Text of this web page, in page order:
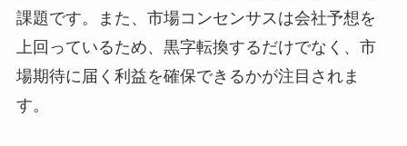
課題です。また、市場コンセンサスは会社予想を
上回っているため、黒字転換するだけでなく、市
場期待に届く利益を確保できるかが注目されま
す。